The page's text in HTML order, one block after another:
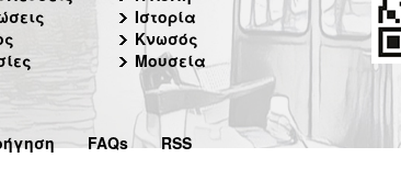
Ιστορία
Κνωσός
Μουσεία
FAQs RSS